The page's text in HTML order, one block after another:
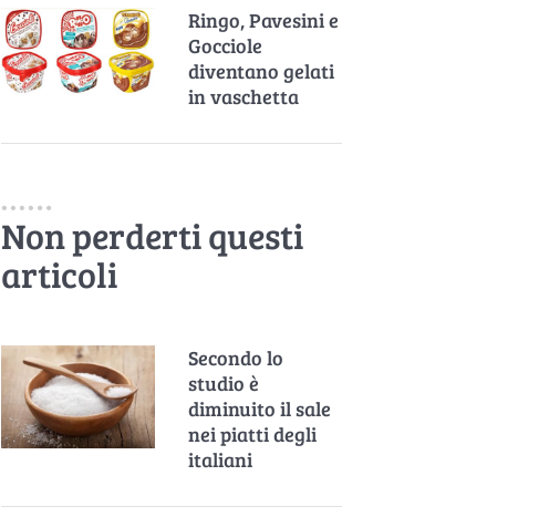
Ringo, Pavesini e
Gocciole
diventano gelati
in vaschetta
Non perderti questi
articoli
Secondo lo
studio è
diminuito il sale
nei piatti degli
italiani